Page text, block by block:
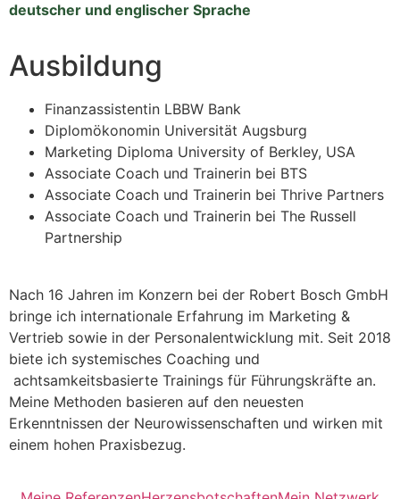
deutscher und englischer Sprache
Ausbildung
Finanzassistentin LBBW Bank
Diplomökonomin Universität Augsburg
Marketing Diploma University of Berkley, USA
Associate Coach und Trainerin bei BTS
Associate Coach und Trainerin bei Thrive Partners
Associate Coach und Trainerin bei The Russell
Partnership
Nach 16 Jahren im Konzern bei der Robert Bosch GmbH
bringe ich internationale Erfahrung im Marketing &
Vertrieb sowie in der Personalentwicklung mit. Seit 2018
biete ich systemisches Coaching und
achtsamkeitsbasierte Trainings für Führungskräfte an.
Meine Methoden basieren auf den neuesten
Erkenntnissen der Neurowissenschaften und wirken mit
einem hohen Praxisbezug.